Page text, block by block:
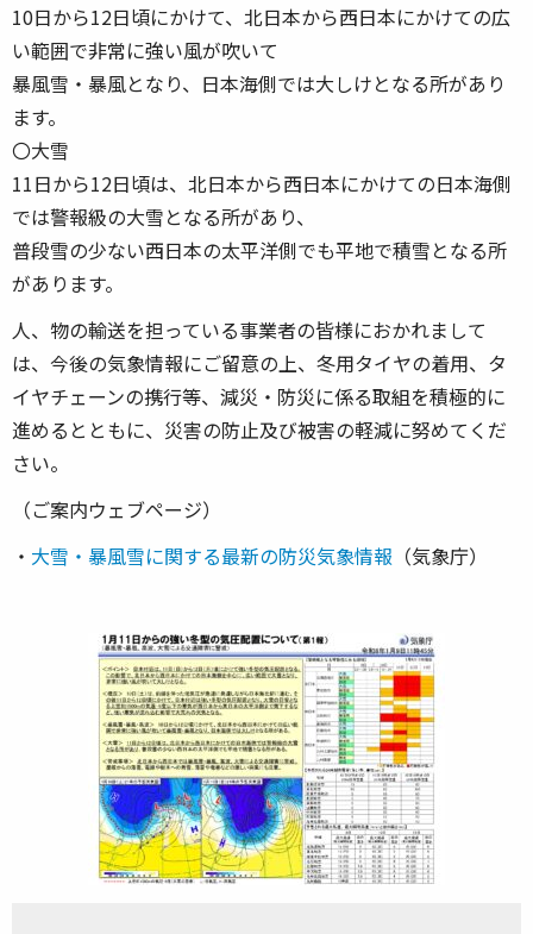
10日から12日頃にかけて、北日本から西日本にかけての広
い範囲で非常に強い風が吹いて
暴風雪・暴風となり、日本海側では大しけとなる所があり
ます。
〇大雪
11日から12日頃は、北日本から西日本にかけての日本海側
では警報級の大雪となる所があり、
普段雪の少ない西日本の太平洋側でも平地で積雪となる所
があります。
人、物の輸送を担っている事業者の皆様におかれまして
は、今後の気象情報にご留意の上、冬用タイヤの着用、タ
イヤチェーンの携行等、減災・防災に係る取組を積極的に
進めるとともに、災害の防止及び被害の軽減に努めてくだ
さい。
（ご案内ウェブページ）
・ 大雪・暴風雪に関する最新の防災気象情報 （気象庁）